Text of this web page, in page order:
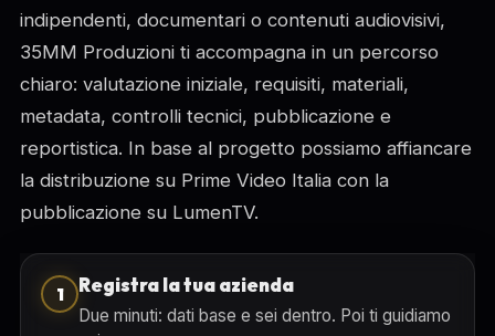
indipendenti, documentari o contenuti audiovisivi,
35MM Produzioni ti accompagna in un percorso
chiaro: valutazione iniziale, requisiti, materiali,
metadata, controlli tecnici, pubblicazione e
reportistica. In base al progetto possiamo affiancare
la distribuzione su Prime Video Italia con la
pubblicazione su LumenTV.
1 Registra la tua azienda
Due minuti: dati base e sei dentro. Poi ti guidiamo